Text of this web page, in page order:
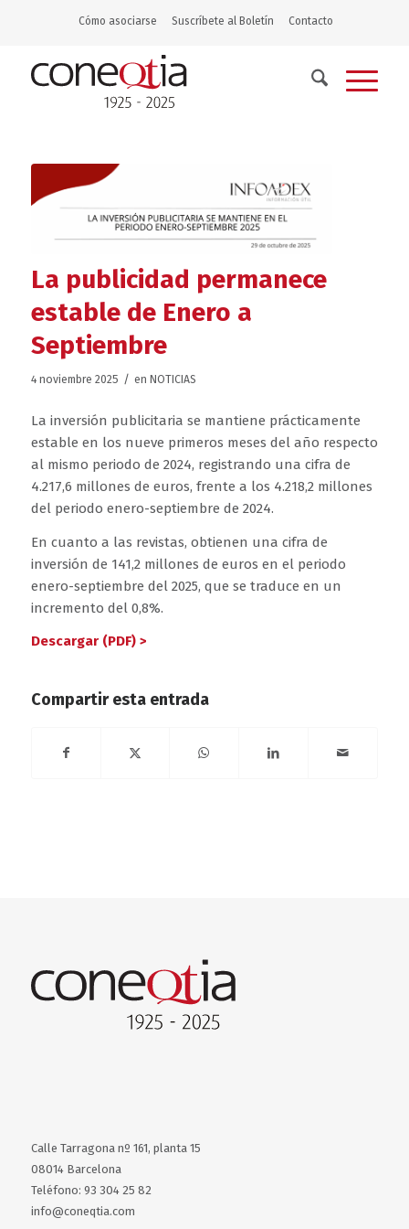
Cómo asociarse Suscríbete al Boletín Contacto
La publicidad permanece
estable de Enero a
Septiembre
4 noviembre 2025 / en NOTICIAS
La inversión publicitaria se mantiene prácticamente
estable en los nueve primeros meses del año respecto
al mismo periodo de 2024, registrando una cifra de
4.217,6 millones de euros, frente a los 4.218,2 millones
del periodo enero-septiembre de 2024.
En cuanto a las revistas, obtienen una cifra de
inversión de 141,2 millones de euros en el periodo
enero-septiembre del 2025, que se traduce en un
incremento del 0,8%.
Descargar (PDF) >
Compartir esta entrada
Calle Tarragona nº 161, planta 15
08014 Barcelona
Teléfono: 93 304 25 82
info@coneqtia.com